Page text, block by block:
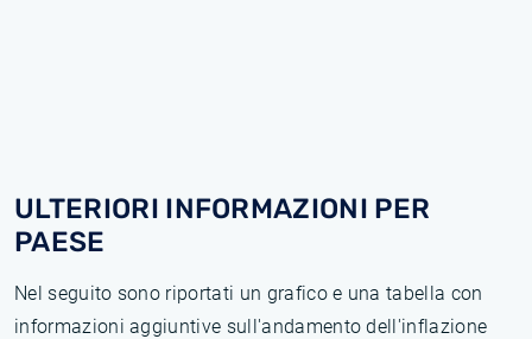
ULTERIORI INFORMAZIONI PER
PAESE
Nel seguito sono riportati un grafico e una tabella con
informazioni aggiuntive sull'andamento dell'inflazione